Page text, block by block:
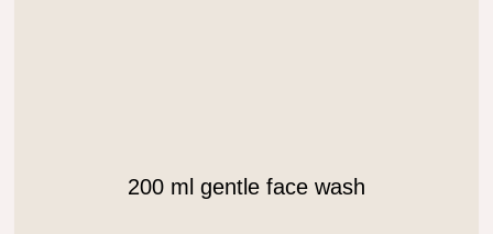
200 ml gentle face wash